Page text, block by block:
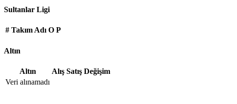
Sultanlar Ligi
# Takım Adı O P
Altın
Altın Alış Satış Değişim
Veri alınamadı